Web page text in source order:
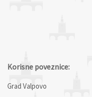
Korisne poveznice:
Grad Valpovo